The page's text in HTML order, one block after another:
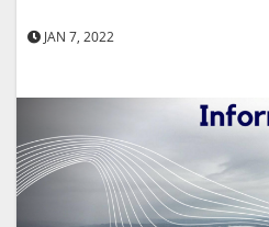
JAN 7, 2022